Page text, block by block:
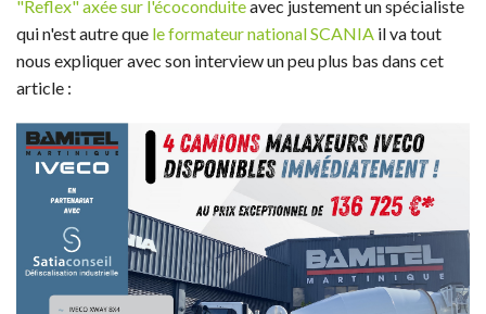
"Reflex" axée sur l'écoconduiteavec justement un spécialiste
qui n'est autre que le formateur national SCANIA il va tout
nous expliquer avec son interview un peu plus bas dans cet
article :